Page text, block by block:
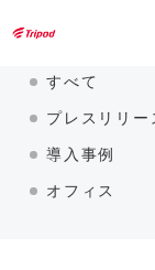
すべて
プレスリリー
導入事例
オフィス